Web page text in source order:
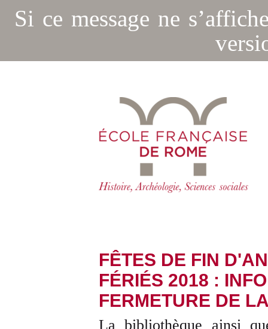
Si ce message ne
FÊTES DE FIN
FÉRIÉS 2018 :
FERMETURE DE
La bibliothèque ainsi